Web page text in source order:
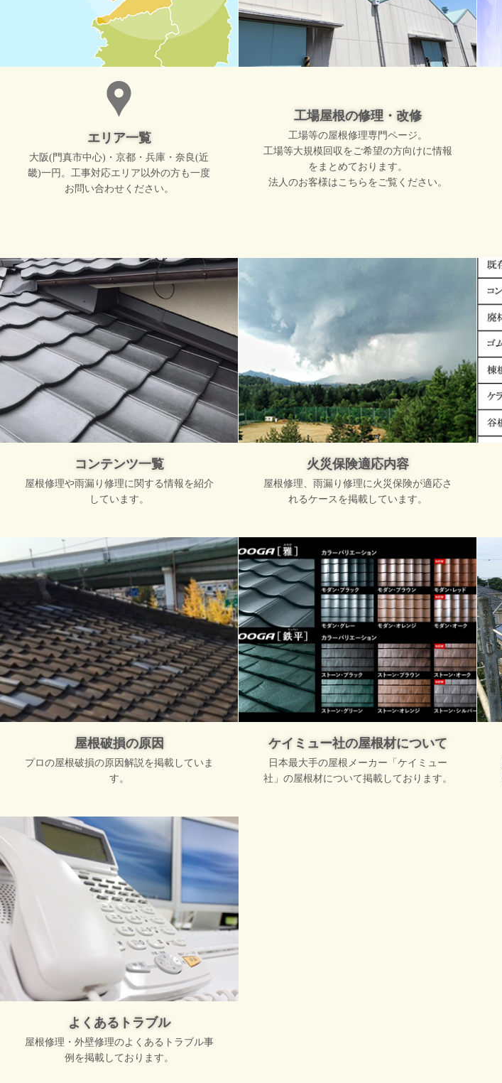
エリア一覧
大阪(門真市中心)・京都・兵庫・奈良(近
畿)一円。工事対応エリア以外の方も一度
お問い合わせください。
工場屋根の修理・改修
工場等の屋根修理専門ページ。
工場等大規模回収をご希望の方向けに情報
をまとめております。
法人のお客様はこちらをご覧ください。
コンテンツ一覧
屋根修理や雨漏り修理に関する情報を紹介
しています。
火災保険適応内容
屋根修理、雨漏り修理に火災保険が適応さ
れるケースを掲載しています。
屋根破損の原因
プロの屋根破損の原因解説を掲載していま
す。
ケイミュー社の屋根材について
日本最大手の屋根メーカー「ケイミュー
社」の屋根材について掲載しております。
よくあるトラブル
屋根修理・外壁修理のよくあるトラブル事
例を掲載しております。